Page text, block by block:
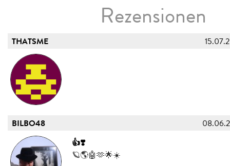
Rezensionen
THATSME
BILBO48
👍❣️
🪐🌎🤖🫶🌟☀️